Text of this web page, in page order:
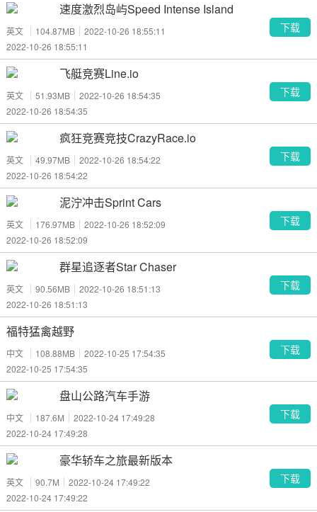
速度激烈岛屿Speed Intense Island
英文 104.87MB
2022-10-26 18:55:11
2022-10-26 18:55:11
下载
飞艇竞赛Line.io
英文 51.93MB
2022-10-26 18:54:35
2022-10-26 18:54:35
下载
疯狂竞赛竞技CrazyRace.io
英文 49.97MB
2022-10-26 18:54:22
2022-10-26 18:54:22
下载
泥泞冲击Sprint Cars
英文 176.97MB
2022-10-26 18:52:09
2022-10-26 18:52:09
下载
群星追逐者Star Chaser
英文 90.56MB
2022-10-26 18:51:13
2022-10-26 18:51:13
下载
福特猛禽越野
中文 108.88MB
2022-10-25 17:54:35
2022-10-25 17:54:35
下载
盘山公路汽车手游
中文 187.6M
2022-10-24 17:49:28
2022-10-24 17:49:28
下载
豪华轿车之旅最新版本
英文 90.7M
2022-10-24 17:49:22
2022-10-24 17:49:22
下载